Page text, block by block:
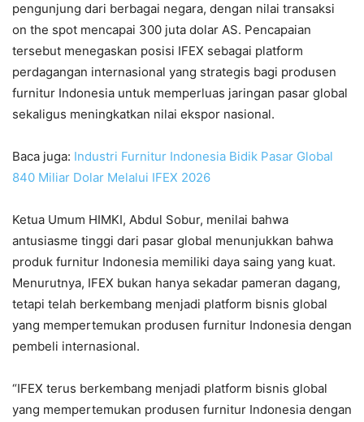
pengunjung dari berbagai negara, dengan nilai transaksi
on the spot mencapai 300 juta dolar AS. Pencapaian
tersebut menegaskan posisi IFEX sebagai platform
perdagangan internasional yang strategis bagi produsen
furnitur Indonesia untuk memperluas jaringan pasar global
sekaligus meningkatkan nilai ekspor nasional.
Baca juga: Industri Furnitur Indonesia Bidik Pasar Global
840 Miliar Dolar Melalui IFEX 2026
Ketua Umum HIMKI, Abdul Sobur, menilai bahwa
antusiasme tinggi dari pasar global menunjukkan bahwa
produk furnitur Indonesia memiliki daya saing yang kuat.
Menurutnya, IFEX bukan hanya sekadar pameran dagang,
tetapi telah berkembang menjadi platform bisnis global
yang mempertemukan produsen furnitur Indonesia dengan
pembeli internasional.
“IFEX terus berkembang menjadi platform bisnis global
yang mempertemukan produsen furnitur Indonesia dengan